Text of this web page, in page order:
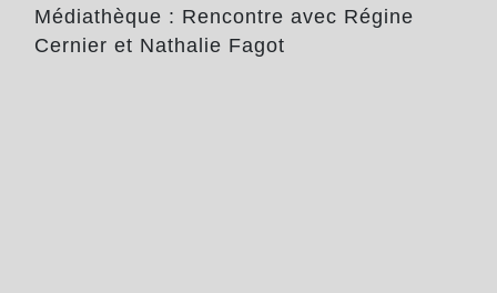
Médiathèque : Rencontre avec Régine
Cernier et Nathalie Fagot